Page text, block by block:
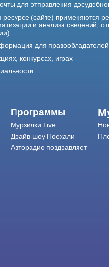
для отправления
(сайте) применяются
и анализа сведений,
для правообладателей
конкурсах, играх
Программы
Мурзилки Live
Драйв-шоу Поехали
Авторадио поздравляет